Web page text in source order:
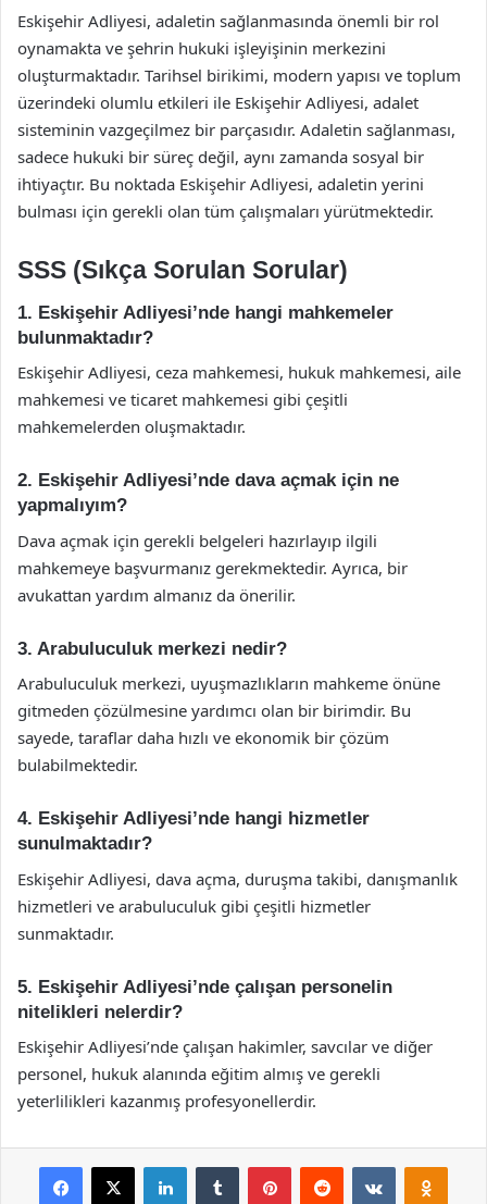
Eskişehir Adliyesi, adaletin sağlanmasında önemli bir rol
oynamakta ve şehrin hukuki işleyişinin merkezini
oluşturmaktadır. Tarihsel birikimi, modern yapısı ve toplum
üzerindeki olumlu etkileri ile Eskişehir Adliyesi, adalet
sisteminin vazgeçilmez bir parçasıdır. Adaletin sağlanması,
sadece hukuki bir süreç değil, aynı zamanda sosyal bir
ihtiyaçtır. Bu noktada Eskişehir Adliyesi, adaletin yerini
bulması için gerekli olan tüm çalışmaları yürütmektedir.
SSS (Sıkça Sorulan Sorular)
1. Eskişehir Adliyesi’nde hangi mahkemeler
bulunmaktadır?
Eskişehir Adliyesi, ceza mahkemesi, hukuk mahkemesi, aile
mahkemesi ve ticaret mahkemesi gibi çeşitli
mahkemelerden oluşmaktadır.
2. Eskişehir Adliyesi’nde dava açmak için ne
yapmalıyım?
Dava açmak için gerekli belgeleri hazırlayıp ilgili
mahkemeye başvurmanız gerekmektedir. Ayrıca, bir
avukattan yardım almanız da önerilir.
3. Arabuluculuk merkezi nedir?
Arabuluculuk merkezi, uyuşmazlıkların mahkeme önüne
gitmeden çözülmesine yardımcı olan bir birimdir. Bu
sayede, taraflar daha hızlı ve ekonomik bir çözüm
bulabilmektedir.
4. Eskişehir Adliyesi’nde hangi hizmetler
sunulmaktadır?
Eskişehir Adliyesi, dava açma, duruşma takibi, danışmanlık
hizmetleri ve arabuluculuk gibi çeşitli hizmetler
sunmaktadır.
5. Eskişehir Adliyesi’nde çalışan personelin
nitelikleri nelerdir?
Eskişehir Adliyesi’nde çalışan hakimler, savcılar ve diğer
personel, hukuk alanında eğitim almış ve gerekli
yeterlilikleri kazanmış profesyonellerdir.
Facebook
X LinkedInTumblr PinterestReddit VKontakte